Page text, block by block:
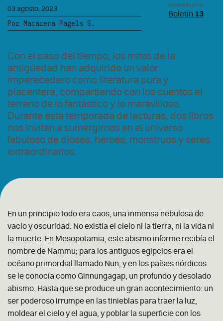
03 agosto, 2023
Por Macarena Pagels S.
publicado en el
Boletín 13
Con el paso del tiempo, los mitos de la
antigüedad han adquirido un valor
imperecedero como literatura pura y
placentera, compartiendo con los cuentos el
terreno de lo fantástico y lo maravilloso.
Durante esta temporada de lecturas, dos libros
nos invitan a sumergirnos en el universo
fabuloso de dioses, héroes, monstruos y seres
extraordinarios.
En un principio todo era caos, una inmensa nebulosa de
vacío y oscuridad. No existía el cielo ni la tierra, ni la vida ni
la muerte. En Mesopotamia, este abismo informe recibía el
nombre de Nammu; para los antiguos egipcios era el
océano primordial llamado Nun; y en los países nórdicos
se le conocía comoGinnungagap , un profundo y desolado
abismo. Hasta que se produce un gran acontecimiento: un
ser poderoso irrumpe en las tinieblas para traer la luz,
moldear el cielo y el agua, y poblar la superficie con los